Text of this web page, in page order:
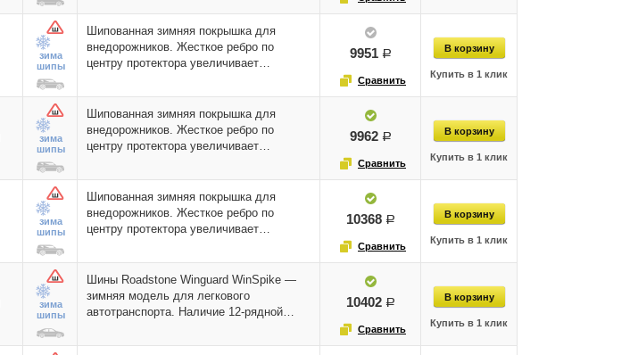
зима
шипы
Шипованная зимняя покрышка для
внедорожников. Жесткое ребро по
центру протектора увеличивает…
9951 руб.
зима
шипы
Шипованная зимняя покрышка для
внедорожников. Жесткое ребро по
центру протектора увеличивает…
9962 руб.
зима
шипы
Шипованная зимняя покрышка для
внедорожников. Жесткое ребро по
центру протектора увеличивает…
10368 руб.
зима
шипы
Шины Roadstone Winguard WinSpike —
зимняя модель для легкового
автотранспорта. Наличие 12-рядной…
10402 руб.